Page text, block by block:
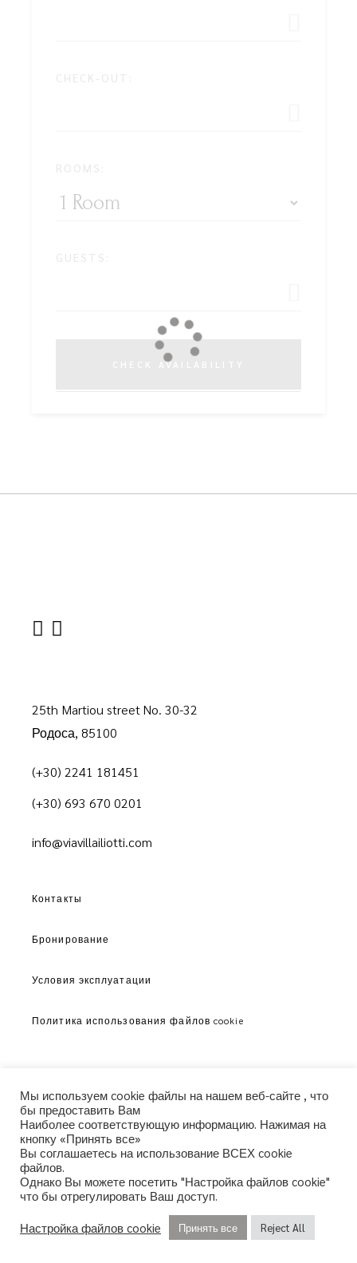
CHECK AVAILABILITY
25th Martiou street No. 30-32
Родоса, 85100
(+30) 2241 181451
(+30) 693 670 0201
info@viavillailiotti.com
Контакты
Бронирование
Условия эксплуатации
Политика использования файлов cookie
© copyright 2021. All Rights Reserved. Design &
Development byThree Sixty Marketing
Мы используем cookie файлы на нашем веб-сайте , что
бы предоставить Вам
Наиболее соответствующую информацию. Нажимая на
кнопку «Принять все»
Вы соглашаетесь на использование ВСЕХ cookie
файлов.
Однако Вы можете посетить "Настройка файлов cookie"
что бы отрегулировать Ваш доступ.
Настройка файлов cookie Принять все Reject All